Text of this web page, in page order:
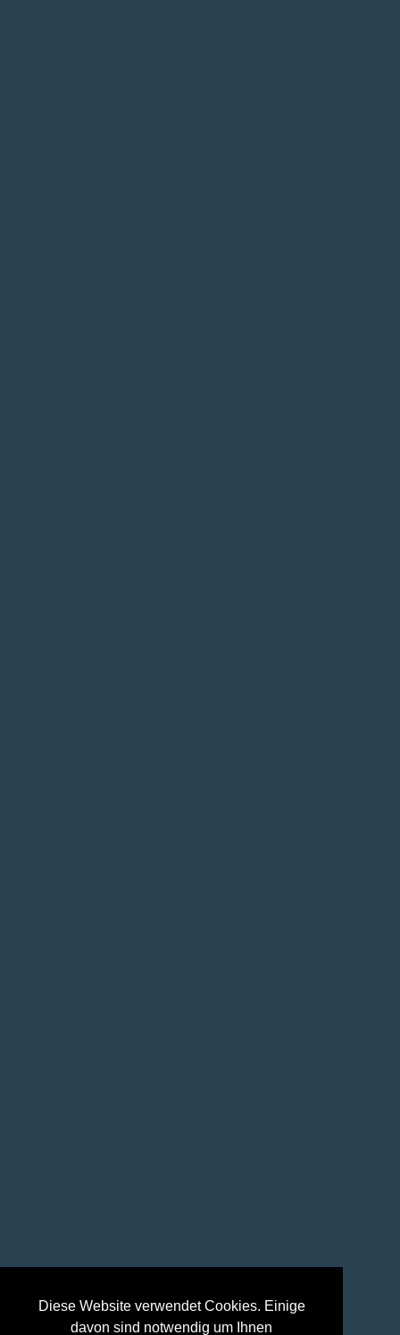
Diese Website verwendet Cookies. Einige
davon sind notwendig um Ihnen